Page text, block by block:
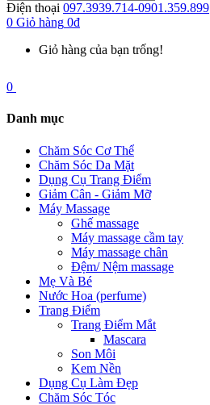
Điện thoại 097.3939.714-0901.359.899
0 Giỏ hàng 0đ
Giỏ hàng của bạn trống!
0
Danh mục
Chăm Sóc Cơ Thể
Chăm Sóc Da Mặt
Dụng Cụ Trang Điểm
Giảm Cân - Giảm Mỡ
Máy Massage
Ghế massage
Máy massage cầm tay
Máy massage chân
Đệm/ Nệm massage
Mẹ Và Bé
Nước Hoa (perfume)
Trang Điểm
Trang Điểm Mắt
Mascara
Son Môi
Kem Nền
Dụng Cụ Làm Đẹp
Chăm Sóc Tóc